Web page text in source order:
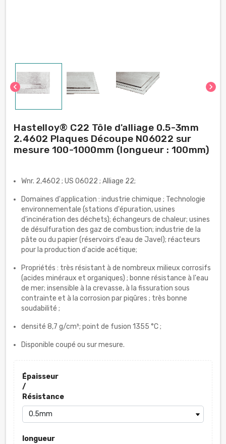
chevron_left chevron_right
Hastelloy® C22 Tôle d'alliage 0.5-3mm
2.4602 Plaques Découpe N06022 sur
mesure 100-1000mm (longueur : 100mm)
Wnr. 2,4602 ; US 06022 ; Alliage 22;
Domaines d'application : industrie chimique ; Technologie
environnementale (stations d'épuration, usines
d'incinération des déchets); échangeurs de chaleur; usines
de désulfuration des gaz de combustion; industrie de la
pâte ou du papier (réservoirs d'eau de Javel); réacteurs
pour la production d'acide acétique;
Propriétés : très résistant à de nombreux milieux corrosifs
(acides minéraux et organiques) ; bonne résistance à l'eau
de mer; insensible à la crevasse, à la fissuration sous
contrainte et à la corrosion par piqûres ; très bonne
soudabilité ;
densité 8,7 g/cm³; point de fusion 1355 °C ;
Disponible coupé ou sur mesure.
Épaisseur
/
Résistance
longueur